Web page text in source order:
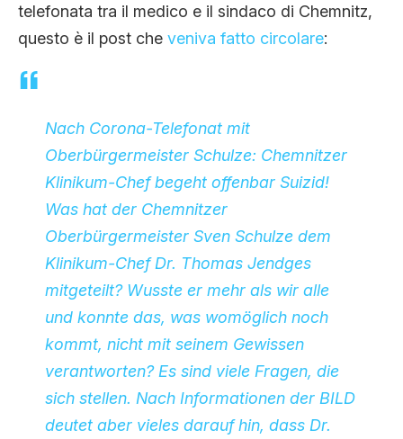
telefonata tra il medico e il sindaco di Chemnitz,
questo è il post che veniva fatto circolare:
Nach Corona-Telefonat mit
Oberbürgermeister Schulze: Chemnitzer
Klinikum-Chef begeht offenbar Suizid!
Was hat der Chemnitzer
Oberbürgermeister Sven Schulze dem
Klinikum-Chef Dr. Thomas Jendges
mitgeteilt? Wusste er mehr als wir alle
und konnte das, was womöglich noch
kommt, nicht mit seinem Gewissen
verantworten? Es sind viele Fragen, die
sich stellen. Nach Informationen der BILD
deutet aber vieles darauf hin, dass Dr.